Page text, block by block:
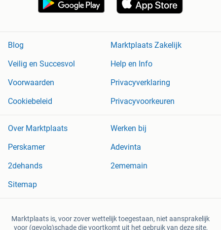
Blog
Marktplaats Zakelijk
Veilig en Succesvol
Help en Info
Voorwaarden
Privacyverklaring
Cookiebeleid
Privacyvoorkeuren
Over Marktplaats
Werken bij
Perskamer
Adevinta
2dehands
2ememain
Sitemap
Marktplaats is, voor zover wettelijk toegestaan, niet aansprakelijk
voor (gevolg)schade die voortkomt uit het gebruik van deze site,